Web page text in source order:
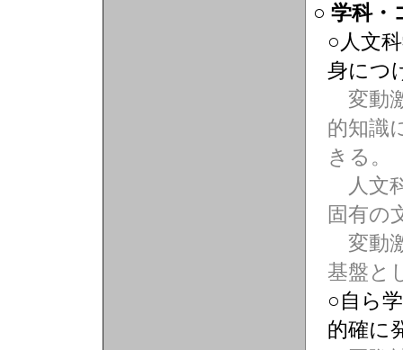
○ 学科・
○人文
身につ
変動
的知識
きる。
人文
固有の
変動
基盤と
○自ら
的確に